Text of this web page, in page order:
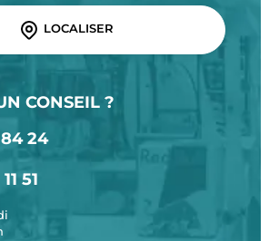
LOCALISER
CONSEIL ?
24
51